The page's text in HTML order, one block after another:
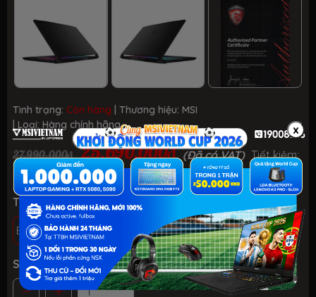
Tình trạng: Còn hàng | Thương hiệu: MSI
| Loại: Hàng chính hãng
27.990.000₫ 25.690.000₫ (Đã có VAT) Tiết kiệm:
- 8%
Tình trạng: Mới 100%, chưa active, fullbox
BH 24 THÁNG - 1 ĐỔI 1 TRONG 30 NGÀY LỖI NSX
Số lượng
x